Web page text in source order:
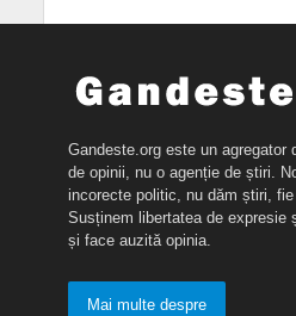
Gandeste.org este un agregator
de opinii, nu o agenție de știri.
incorecte politic, nu dăm știri,
Susținem libertatea de expresie
și face auzită opinia.
Mai multe despre